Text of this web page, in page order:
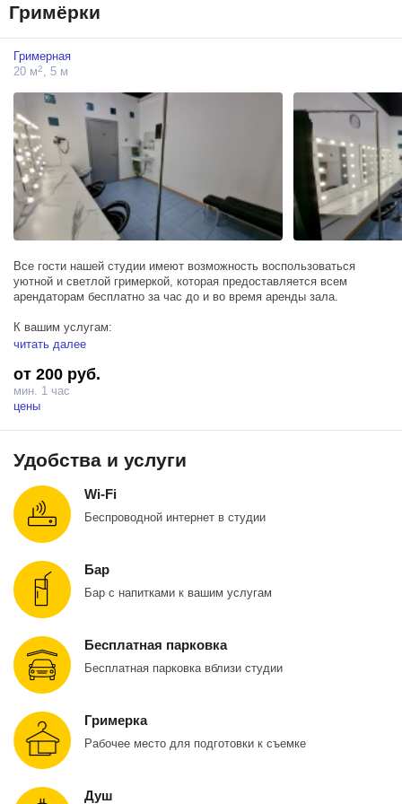
В любом зале Аквафотостудии, вы можете использовать цветные
Гримёрки
Гримерная
20 м2, 5 м
Все гости нашей студии имеют возможность воспользоваться
уютной и светлой гримеркой, которая предоставляется всем
арендаторам бесплатно за час до и во время аренды зала.
К вашим услугам:
душевая кабина
гладильная доска
утюг
раковина
Вы также можете воспользоваться нашей гримерной для
читать далее
от 200 руб.
мин. 1 час
цены
Удобства и услуги
Wi-Fi
Беспроводной интернет в студии
Бар
Бар с напитками к вашим услугам
Бесплатная парковка
Бесплатная парковка вблизи студии
Гримерка
Рабочее место для подготовки к съемке
Душ